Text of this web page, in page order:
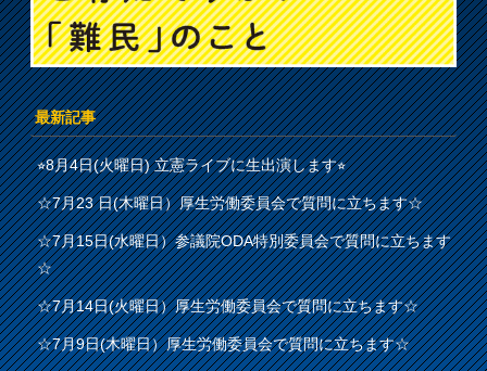
最新記事
⭐︎8月4日(火曜日) 立憲ライブに生出演します⭐︎
☆7月23 日(木曜日）厚生労働委員会で質問に立ちます☆
☆7月15日(水曜日）参議院ODA特別委員会で質問に立ちます
☆
☆7月14日(火曜日）厚生労働委員会で質問に立ちます☆
☆7月9日(木曜日）厚生労働委員会で質問に立ちます☆